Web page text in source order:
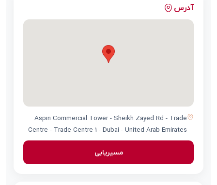
آدرس
Aspin Commercial Tower - Sheikh Zayed Rd - Trade
Centre - Trade Centre 1 - Dubai - United Arab Emirates
مسیریابی